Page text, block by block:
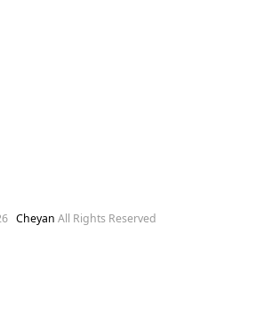
Cheyan All Rights Reserved